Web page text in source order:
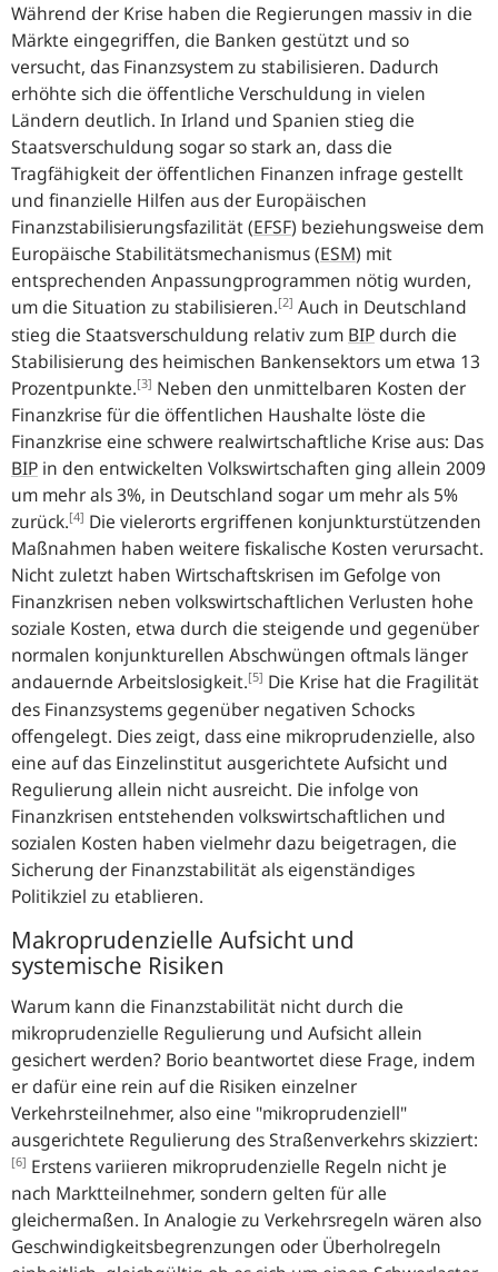
Während der Krise haben die Regierungen massiv in die
Märkte eingegriffen, die Banken gestützt und so
versucht, das Finanzsystem zu stabilisieren. Dadurch
erhöhte sich die öffentliche Verschuldung in vielen
Ländern deutlich. In Irland und Spanien stieg die
Staatsverschuldung sogar so stark an, dass die
Tragfähigkeit der öffentlichen Finanzen infrage gestellt
und finanzielle Hilfen aus der Europäischen
Finanzstabilisierungsfazilität (EFSF) beziehungsweise dem
Europäische Stabilitätsmechanismus (ESM) mit
entsprechenden Anpassungprogrammen nötig wurden,
um die Situation zu stabilisieren.[2] Auch in Deutschland
stieg die Staatsverschuldung relativ zum BIP durch die
Stabilisierung des heimischen Bankensektors um etwa 13
Prozentpunkte.[3] Neben den unmittelbaren Kosten der
Finanzkrise für die öffentlichen Haushalte löste die
Finanzkrise eine schwere realwirtschaftliche Krise aus: Das
BIP in den entwickelten Volkswirtschaften ging allein 2009
um mehr als 3%, in Deutschland sogar um mehr als 5%
zurück.[4] Die vielerorts ergriffenen konjunkturstützenden
Maßnahmen haben weitere fiskalische Kosten verursacht.
Nicht zuletzt haben Wirtschaftskrisen im Gefolge von
Finanzkrisen neben volkswirtschaftlichen Verlusten hohe
soziale Kosten, etwa durch die steigende und gegenüber
normalen konjunkturellen Abschwüngen oftmals länger
andauernde Arbeitslosigkeit.[5] Die Krise hat die Fragilität
des Finanzsystems gegenüber negativen Schocks
offengelegt. Dies zeigt, dass eine mikroprudenzielle, also
eine auf das Einzelinstitut ausgerichtete Aufsicht und
Regulierung allein nicht ausreicht. Die infolge von
Finanzkrisen entstehenden volkswirtschaftlichen und
sozialen Kosten haben vielmehr dazu beigetragen, die
Sicherung der Finanzstabilität als eigenständiges
Politikziel zu etablieren.
Makroprudenzielle Aufsicht und
systemische Risiken
Warum kann die Finanzstabilität nicht durch die
mikroprudenzielle Regulierung und Aufsicht allein
gesichert werden? Borio beantwortet diese Frage, indem
er dafür eine rein auf die Risiken einzelner
Verkehrsteilnehmer, also eine "mikroprudenziell"
ausgerichtete Regulierung des Straßenverkehrs skizziert:
[6] Erstens variieren mikroprudenzielle Regeln nicht je
nach Marktteilnehmer, sondern gelten für alle
gleichermaßen. In Analogie zu Verkehrsregeln wären also
Geschwindigkeitsbegrenzungen oder Überholregeln